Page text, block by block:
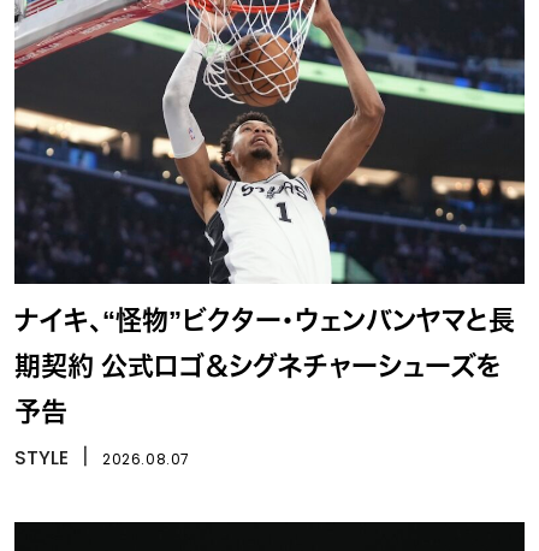
ナイキ、“怪物”ビクター・ウェンバンヤマと長
期契約 公式ロゴ＆シグネチャーシューズを
予告
STYLE 2026.08.07